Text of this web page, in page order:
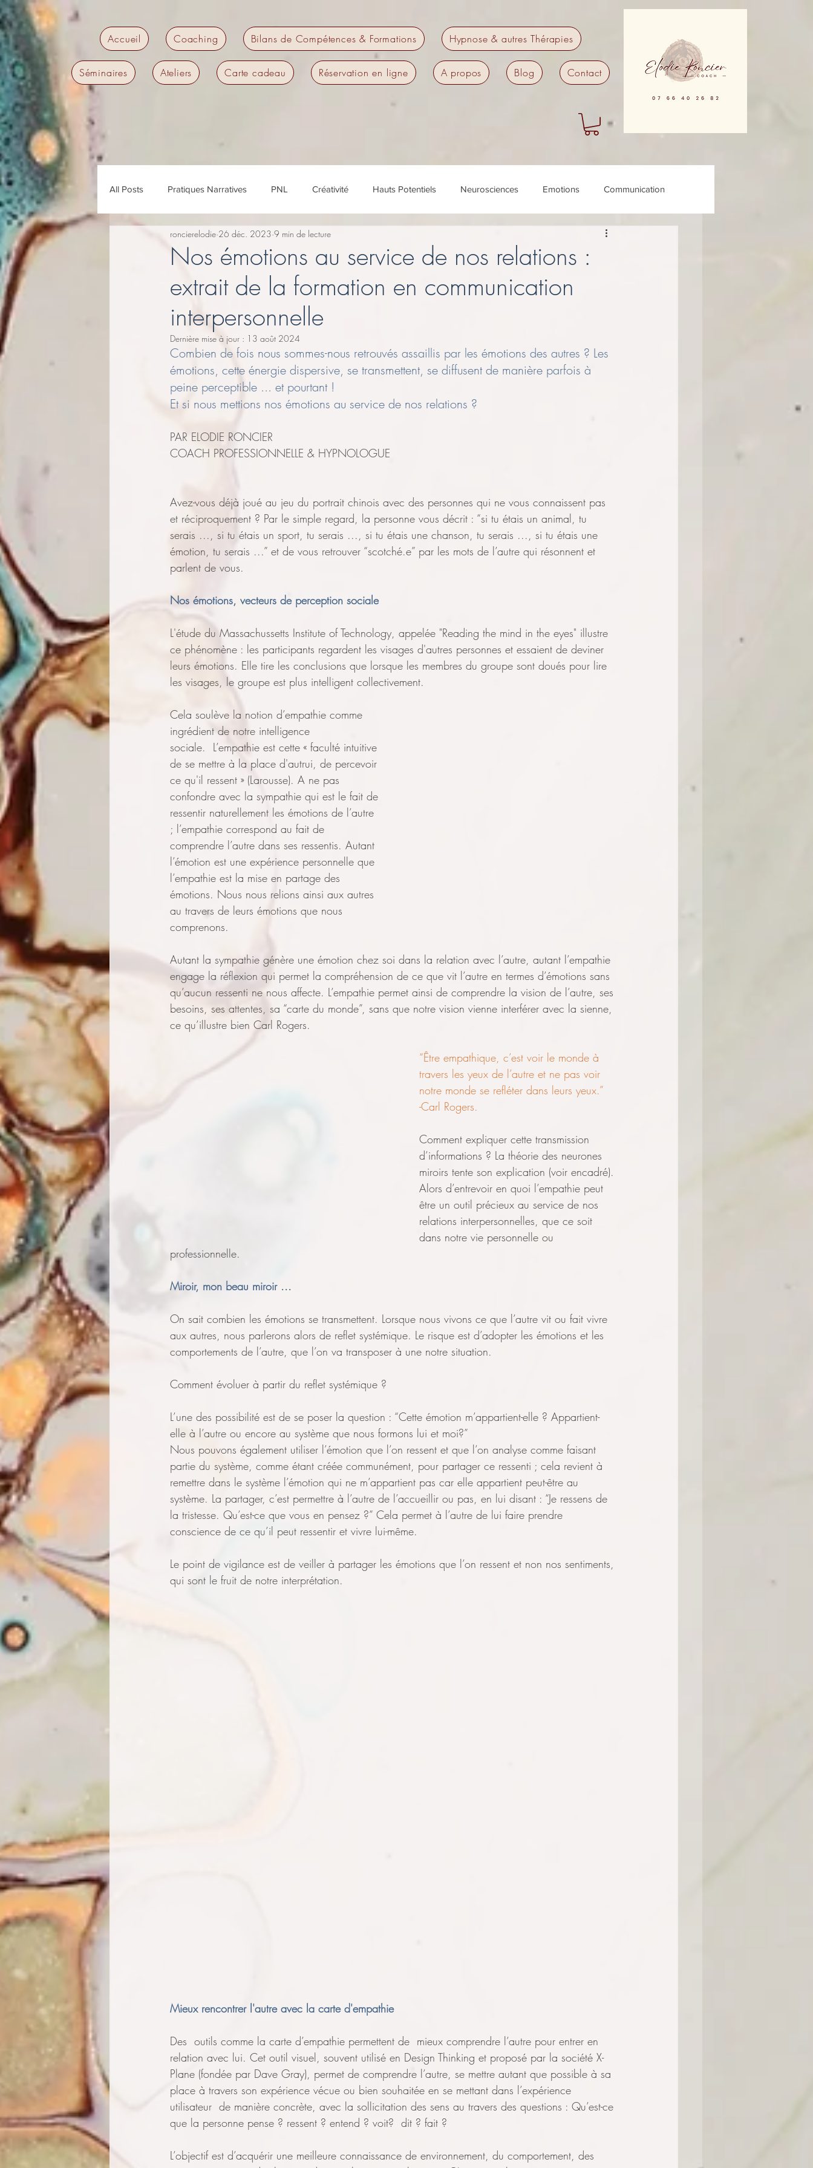
Accueil Coaching Bilans de Compétences & Formations Hypnose & autres Thérapies
Séminaires Ateliers Carte cadeau Réservation en ligne A propos Blog Contact
All Posts Pratiques Narratives PNL Créativité Hauts Potentiels Neurosciences Emotions Communication
Management Hypersensibilité Performance
Bilan de Compétences Art Phobie relations Relations Projet reconversion
Nos émotions au service de nos relations :
extrait de la formation en communication
interpersonnelle
roncierelodie 26 déc. 2023 9 min de lecture
Dernière mise à jour : 13 août 2024
Combien de fois nous sommes-nous retrouvés assaillis par les émotions des autres ? Les
émotions, cette énergie dispersive, se transmettent, se diffusent de manière parfois à
peine perceptible ... et pourtant !
Et si nous mettions nos émotions au service de nos relations ?
PAR ELODIE RONCIER
COACH PROFESSIONNELLE & HYPNOLOGUE
Avez-vous déjà joué au jeu du portrait chinois avec des personnes qui ne vous connaissent pas
et réciproquement ? Par le simple regard, la personne vous décrit : “si tu étais un animal, tu
serais ..., si tu étais un sport, tu serais ..., si tu étais une chanson, tu serais ..., si tu étais une
émotion, tu serais ...” et de vous retrouver “scotché.e” par les mots de l’autre qui résonnent et
parlent de vous.
Nos émotions, vecteurs de perception sociale
L'étude du Massachussetts Institute of Technology, appelée "Reading the mind in the eyes" illustre
ce phénomène : les participants regardent les visages d'autres personnes et essaient de deviner
leurs émotions. Elle tire les conclusions que lorsque les membres du groupe sont doués pour lire
les visages, le groupe est plus intelligent collectivement.
Cela soulève la notion d’empathie comme
ingrédient de notre intelligence
sociale.  L’empathie est cette « faculté intuitive
de se mettre à la place d'autrui, de percevoir
ce qu'il ressent » (Larousse). A ne pas
confondre avec la sympathie qui est le fait de
ressentir naturellement les émotions de l’autre
; l’empathie correspond au fait de
comprendre l’autre dans ses ressentis. Autant
l’émotion est une expérience personnelle que
l’empathie est la mise en partage des
émotions. Nous nous relions ainsi aux autres
au travers de leurs émotions que nous
comprenons.
Autant la sympathie génère une émotion chez soi dans la relation avec l’autre, autant l’empathie
engage la réflexion qui permet la compréhension de ce que vit l’autre en termes d’émotions sans
qu’aucun ressenti ne nous affecte. L’empathie permet ainsi de comprendre la vision de l’autre, ses
besoins, ses attentes, sa “carte du monde”, sans que notre vision vienne interférer avec la sienne,
ce qu’illustre bien Carl Rogers.
“Être empathique, c’est voir le monde à
travers les yeux de l’autre et ne pas voir
notre monde se refléter dans leurs yeux.”
-Carl Rogers.
Comment expliquer cette transmission
d’informations ? La théorie des neurones
miroirs tente son explication (voir encadré).
Alors d’entrevoir en quoi l’empathie peut
être un outil précieux au service de nos
relations interpersonnelles, que ce soit
dans notre vie personnelle ou
professionnelle.
Miroir, mon beau miroir ...
On sait combien les émotions se transmettent. Lorsque nous vivons ce que l’autre vit ou fait vivre
aux autres, nous parlerons alors de reflet systémique. Le risque est d’adopter les émotions et les
comportements de l’autre, que l’on va transposer à une notre situation.
Comment évoluer à partir du reflet systémique ?
L’une des possibilité est de se poser la question : “Cette émotion m’appartient-elle ? Appartient-
elle à l’autre ou encore au système que nous formons lui et moi?”
Nous pouvons également utiliser l’émotion que l’on ressent et que l’on analyse comme faisant
partie du système, comme étant créée communément, pour partager ce ressenti ; cela revient à
remettre dans le système l’émotion qui ne m’appartient pas car elle appartient peut-être au
système. La partager, c’est permettre à l’autre de l’accueillir ou pas, en lui disant : “Je ressens de
la tristesse. Qu’est-ce que vous en pensez ?” Cela permet à l’autre de lui faire prendre
conscience de ce qu’il peut ressentir et vivre lui-même.
Le point de vigilance est de veiller à partager les émotions que l’on ressent et non nos sentiments,
qui sont le fruit de notre interprétation.
Mieux rencontrer l'autre avec la carte d'empathie
Des  outils comme la carte d’empathie permettent de  mieux comprendre l’autre pour entrer en
relation avec lui. Cet outil visuel, souvent utilisé en Design Thinking et proposé par la société X-
Plane (fondée par Dave Gray), permet de comprendre l’autre, se mettre autant que possible à sa
place à travers son expérience vécue ou bien souhaitée en se mettant dans l’expérience
utilisateur  de manière concrète, avec la sollicitation des sens au travers des questions : Qu’est-ce
que la personne pense ? ressent ? entend ? voit?  dit ? fait ?
L’objectif est d’acquérir une meilleure connaissance de environnement, du comportement, des